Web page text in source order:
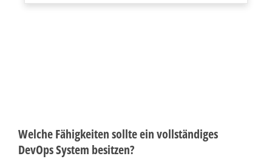
Welche Fähigkeiten sollte ein vollständiges
DevOps System besitzen?